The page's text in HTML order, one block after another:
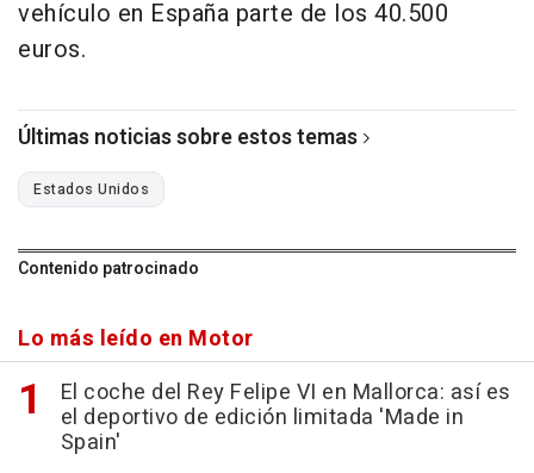
vehículo en España parte de los 40.500
euros.
Últimas noticias sobre estos temas
Estados Unidos
Contenido patrocinado
Lo más leído en Motor
El coche del Rey Felipe VI en Mallorca: así es
el deportivo de edición limitada 'Made in
Spain'